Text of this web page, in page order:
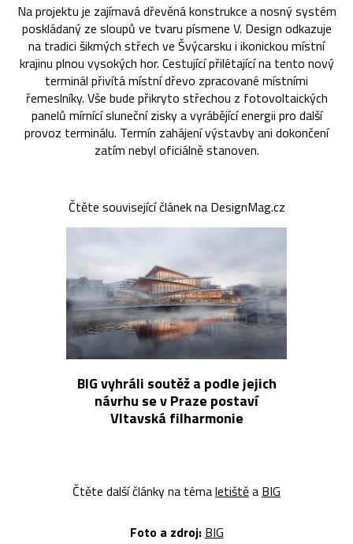
Na projektu je zajímavá dřevěná konstrukce a nosný systém
poskládaný ze sloupů ve tvaru písmene V. Design odkazuje
na tradici šikmých střech ve Švýcarsku i ikonickou místní
krajinu plnou vysokých hor. Cestující přilétající na tento nový
terminál přivítá místní dřevo zpracované místními
řemeslníky. Vše bude přikryto střechou z fotovoltaických
panelů mírnící sluneční zisky a vyrábějící energii pro další
provoz terminálu. Termín zahájení výstavby ani dokončení
zatím nebyl oficiálně stanoven.
Čtěte související článek na DesignMag.cz
BIG vyhráli soutěž a podle jejich
návrhu se v Praze postaví
Vltavská filharmonie
Čtěte další články na témaletištěa BIG
Foto a zdroj: BIG